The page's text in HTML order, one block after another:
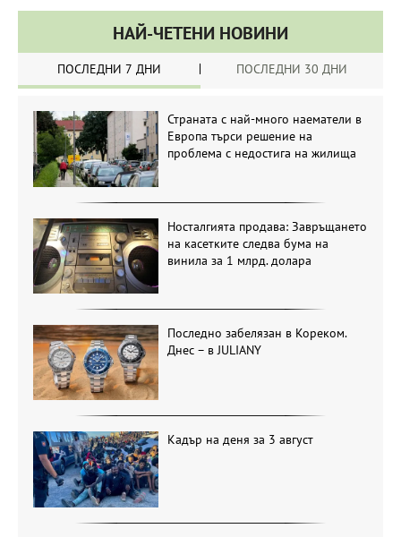
НАЙ-ЧЕТЕНИ НОВИНИ
ПОСЛЕДНИ 7 ДНИ ПОСЛЕДНИ 30 ДНИ
Страната с най-много наематели в
Европа търси решение на
проблема с недостига на жилища
Носталгията продава: Завръщането
на касетките следва бума на
винила за 1 млрд. долара
Последно забелязан в Кореком.
Днес – в JULIANY
Кадър на деня за 3 август